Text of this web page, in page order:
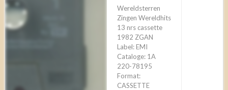
Wereldsterren
Zingen Wereldhits
13 nrs cassette
1982 ZGAN
Label: EMI
Cataloge: 1A
220-78195
Format:
CASSETTE